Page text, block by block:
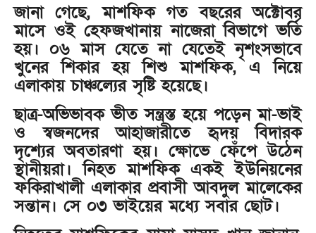
জানা গেছে, মাশফিক গত বছরের অক্টোবর
মাসে ওই হেফজখানায় নাজেরা বিভাগে ভর্তি
হয়। ০৬ মাস যেতে না যেতেই নৃশংসভাবে
খুনের শিকার হয় শিশু মাশফিক, এ নিয়ে
এলাকায় চাঞ্চল্যের সৃষ্টি হয়েছে।
ছাত্র-অভিভাবক ভীত সন্ত্রস্ত হয়ে পড়েন মা-ভাই
ও স্বজনদের আহাজারীতে হৃদয় বিদারক
দৃশ্যের অবতারণা হয়। ক্ষোভে ফেঁপে উঠেন
স্থানীয়রা। নিহত মাশফিক একই ইউনিয়নের
ফকিরাখালী এলাকার প্রবাসী আবদুল মালেকের
সন্তান। সে ০৩ ভাইয়ের মধ্যে সবার ছোট।